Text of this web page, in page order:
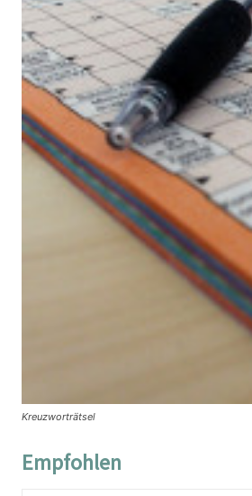
Kreuzworträtsel
Empfohlen